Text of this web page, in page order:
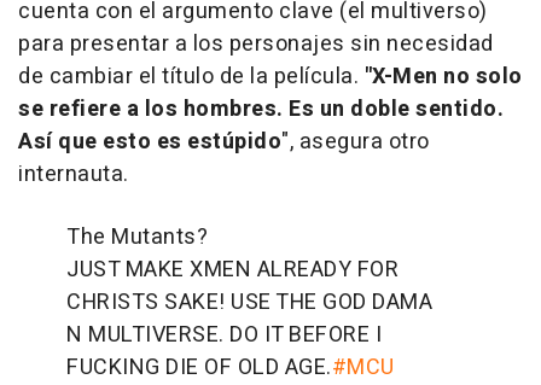
cuenta con el argumento clave (el multiverso)
para presentar a los personajes sin necesidad
de cambiar el título de la película. "X-Men no solo
se refiere a los hombres. Es un doble sentido.
Así que esto es estúpido", asegura otro
internauta.
The Mutants?
JUST MAKE XMEN ALREADY FOR
CHRISTS SAKE! USE THE GOD DAMA
N MULTIVERSE. DO IT BEFORE I
FUCKING DIE OF OLD AGE.#MCU